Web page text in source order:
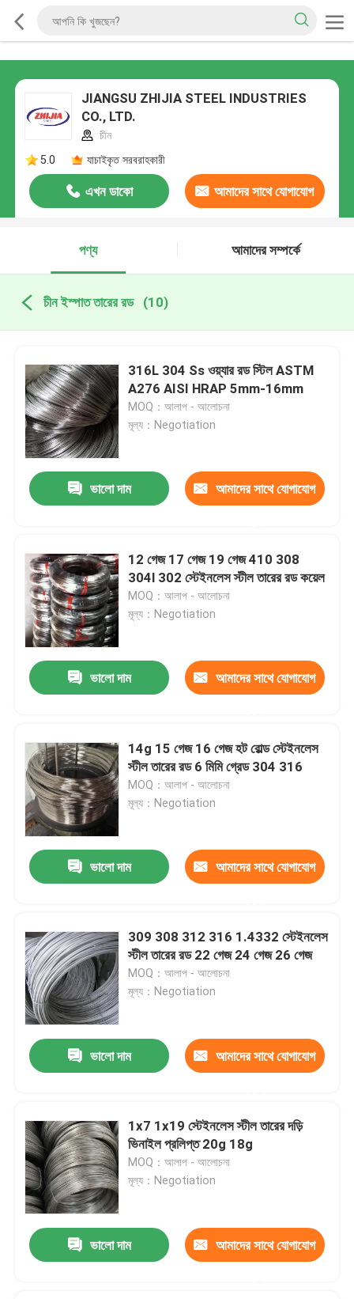
JIANGSU ZHIJIA STEEL INDUSTRIES
CO., LTD.
চীন
5.0
যাচাইকৃত সরবরাহকারী
এখন ডাকো আমাদের সাথে যোগাযোগ
পণ্য
আমাদের সম্পর্কে
চীন ইস্পাত তারের রড (10)
316L 304 Ss ওয়্যার রড স্টিল ASTM
A276 AISI HRAP 5mm-16mm
MOQ：আলাপ - আলোচনা
মূল্য：Negotiation
ভালো দাম আমাদের সাথে যোগাযোগ
12 গেজ 17 গেজ 19 গেজ 410 308
304l 302 স্টেইনলেস স্টীল তারের রড কয়েল
MOQ：আলাপ - আলোচনা
মূল্য：Negotiation
ভালো দাম আমাদের সাথে যোগাযোগ
14g 15 গেজ 16 গেজ হট রোল্ড স্টেইনলেস
স্টীল তারের রড 6 মিমি গ্রেড 304 316
MOQ：আলাপ - আলোচনা
মূল্য：Negotiation
ভালো দাম আমাদের সাথে যোগাযোগ
309 308 312 316 1.4332 স্টেইনলেস
স্টীল তারের রড 22 গেজ 24 গেজ 26 গেজ
MOQ：আলাপ - আলোচনা
মূল্য：Negotiation
ভালো দাম আমাদের সাথে যোগাযোগ
1x7 1x19 স্টেইনলেস স্টীল তারের দড়ি
ভিনাইল প্রলিপ্ত 20g 18g
MOQ：আলাপ - আলোচনা
মূল্য：Negotiation
ভালো দাম আমাদের সাথে যোগাযোগ